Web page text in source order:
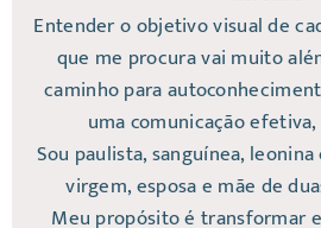
Entender o objetivo visual de
que me procura vai muito
caminho para
uma comunicação
Sou paulista, sanguínea,
virgem, esposa e mãe de
Meu propósito é transformar